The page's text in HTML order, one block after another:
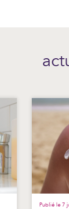
Publié le 7